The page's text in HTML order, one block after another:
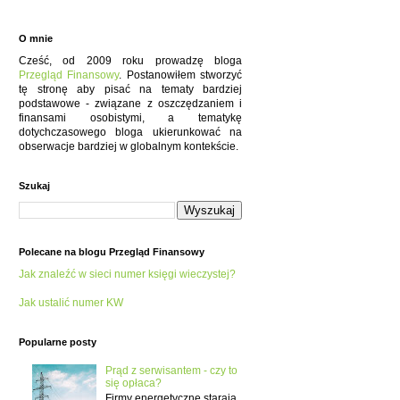
O mnie
Cześć, od 2009 roku prowadzę bloga
Przegląd Finansowy. Postanowiłem stworzyć
tę stronę aby pisać na tematy bardziej
podstawowe - związane z oszczędzaniem i
finansami osobistymi, a tematykę
dotychczasowego bloga ukierunkować na
obserwacje bardziej w globalnym kontekście.
Szukaj
Polecane na blogu Przegląd Finansowy
Jak znaleźć w sieci numer księgi wieczystej?
Jak ustalić numer KW
Popularne posty
Prąd z serwisantem - czy to
się opłaca?